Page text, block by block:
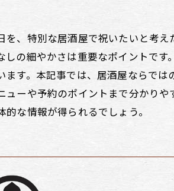
を、特別な居酒屋で祝いたいと考
しの細やかさは重要なポイントで
ます。本記事では、居酒屋ならで
ューや予約のポイントまで分かり
的な情報が得られるでしょう。